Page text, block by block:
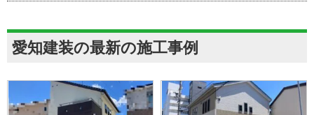
愛知建装の最新の施工事例